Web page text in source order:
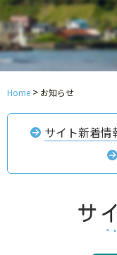
Home > お知らせ
サイト新着情